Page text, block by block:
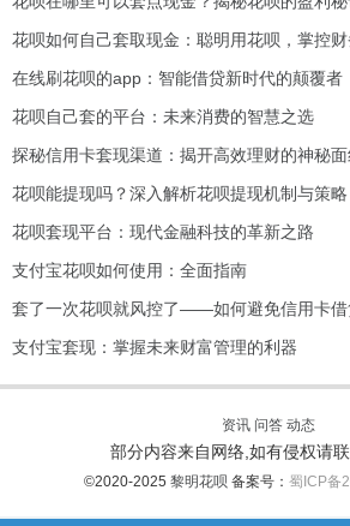
花呗如何自己套取现金：聪明用花呗，掌控
在线刷花呗的app：智能借贷新时代的颠覆者
花呗自己套的平台：未来消费的智慧之选
探秘信用卡套现渠道：揭开高效理财的神秘
花呗能提现吗？深入解析花呗提现机制与策略
花呗套现平台：现代金融科技的革新之路
支付宝花呗如何使用：全面指南
套了一次花呗就风控了——如何避免信用卡借
支付宝套现：掌握未来财富管理的利器
资讯 问答 动态
部分内容来自网络,如有侵权请
©2020-2025 黎明花呗 备案号： 蜀ICP备